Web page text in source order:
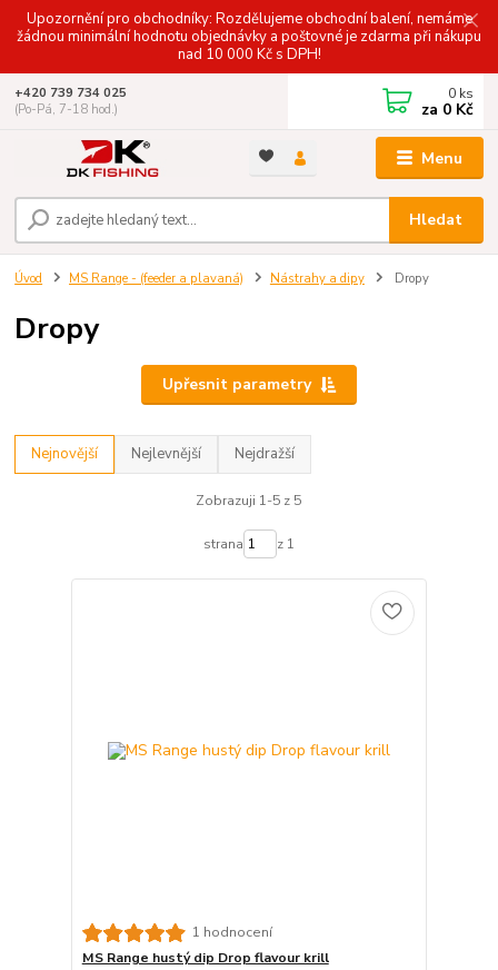
Upozornění pro obchodníky: Rozdělujeme obchodní balení, nemáme
žádnou minimální hodnotu objednávky a poštovné je zdarma při nákupu
nad 10 000 Kč s DPH!
Menu
Hledat
+420 739 734 025
(Po-Pá, 7-18 hod.)
0 ks
za 0 Kč
Úvod MS Range - (feeder a plavaná) Nástrahy a dipy Dropy
Dropy
Upřesnit parametry
Nejnovější Nejlevnější Nejdražší
Zobrazuji 1-5 z 5
strana z 1
1 hodnocení
MS Range hustý dip Drop flavour krill